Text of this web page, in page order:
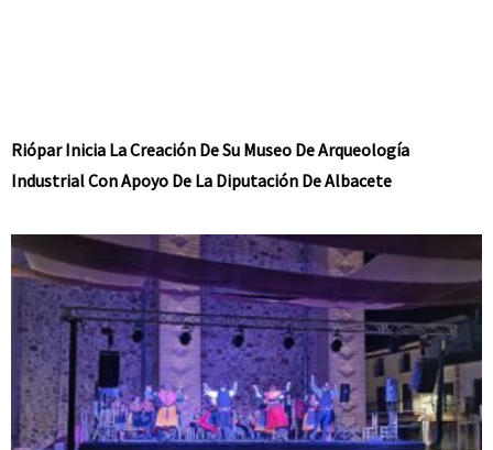
Riópar Inicia La Creación De Su Museo De Arqueología
Industrial Con Apoyo De La Diputación De Albacete